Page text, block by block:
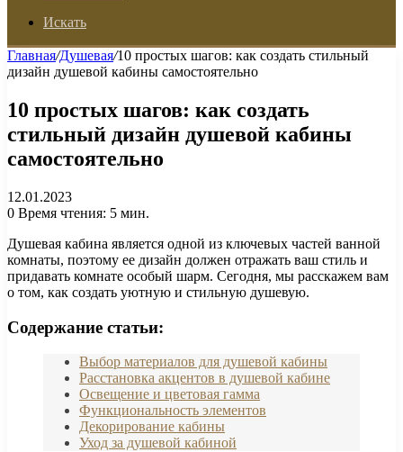
Искать
Главная/Душевая/10 простых шагов: как создать стильный
дизайн душевой кабины самостоятельно
10 простых шагов: как создать
стильный дизайн душевой кабины
самостоятельно
12.01.2023
0 Время чтения: 5 мин.
Душевая кабина является одной из ключевых частей ванной
комнаты, поэтому ее дизайн должен отражать ваш стиль и
придавать комнате особый шарм. Сегодня, мы расскажем вам
о том, как создать уютную и стильную душевую.
Содержание статьи:
Выбор материалов для душевой кабины
Расстановка акцентов в душевой кабине
Освещение и цветовая гамма
Функциональность элементов
Декорирование кабины
Уход за душевой кабиной